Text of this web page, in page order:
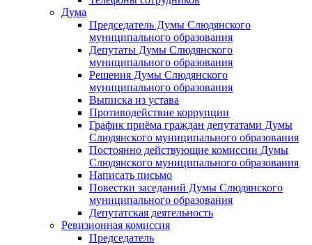
Дума
Председатель Думы Слюдянского
муниципального образования
Депутаты Думы Слюдянского
муниципального образования
Решения Думы Слюдянского
муниципального образования
Выписка из устава
Противодействие коррупции
График приёма граждан депутатами Думы
Слюдянского муниципального образования
Постоянно действующие комиссии Думы
Слюдянского муниципального образования
Написать письмо
Повестки заседаний Думы Слюдянского
муниципального образования
Депутатская деятельность
Ревизионная комиссия
Председатель